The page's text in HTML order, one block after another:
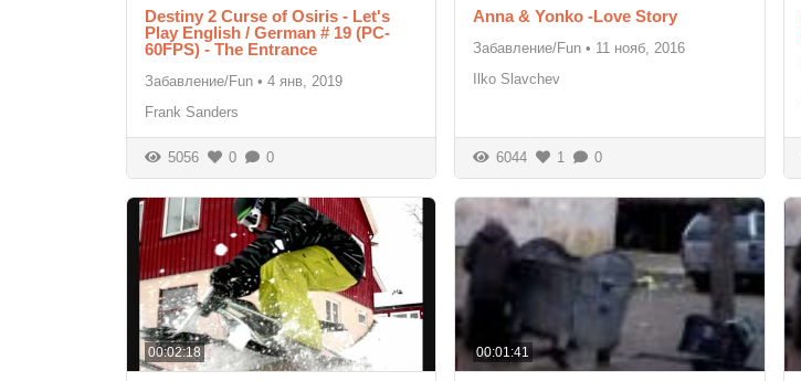
Destiny 2 Curse of Osiris - Let's
Play English / German # 19 (PC-
60FPS) - The Entrance
Забавление/Fun • 4 янв, 2019
Frank Sanders
5056 0 0
Anna & Yonko -Love Story
Забавление/Fun • 11 нояб, 2016
Ilko Slavchev
6044 1 0
00:02:18 00:01:41